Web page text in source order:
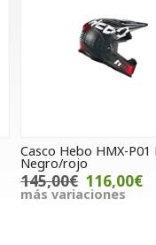
Casco Hebo HMX-P01
Negro/rojo
145,00€ 116,00€
más variaciones